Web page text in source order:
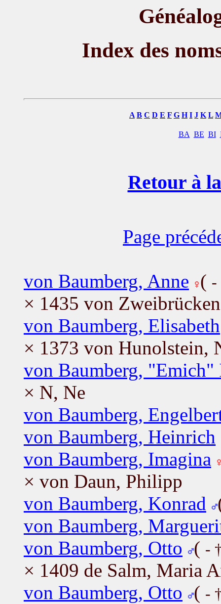
Index des
A B C D E F G H I J K L
BA BE BI
Retour à
Page
von Baumberg, Anne ( -
× 1435 von
von Baumberg, Elisabeth
× 1373 von Hunolstein,
von Baumberg, "Emich"
× N, Ne
von Baumberg,
von Baumberg, Heinrich
von Baumberg, Imagina
× von Daun, Philipp
von Baumberg, Konrad
von Baumberg,
von Baumberg, Otto
( -
× 1409 de Salm, Maria
von Baumberg, Otto
( -